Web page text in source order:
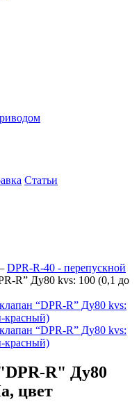
Статьи
DPR-R-40 - перепускной
R” Ду80 kvs: 100 (0,1 до
R" Ду80
цвет